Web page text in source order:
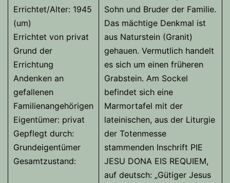
Errichtet/Alter: 1945
(um)
Errichtet von privat
Grund der
Errichtung
Andenken an
gefallenen
Familienangehörigen
Eigentümer: privat
Gepflegt durch:
Grundeigentümer
Gesamtzustand:
Sohn und Bruder der Familie.
Das mächtige Denkmal ist
aus Naturstein (Granit)
gehauen. Vermutlich handelt
es sich um einen früheren
Grabstein. Am Sockel
befindet sich eine
Marmortafel mit der
lateinischen, aus der Liturgie
der Totenmesse
stammenden Inschrift PIE
JESU DONA EIS REQUIEM,
auf deutsch: „Gütiger Jesus